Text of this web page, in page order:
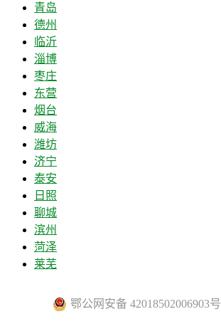
青岛
德州
临沂
淄博
枣庄
东营
烟台
威海
潍坊
济宁
泰安
日照
聊城
滨州
菏泽
莱芜
鄂公网安备 42018502006903号